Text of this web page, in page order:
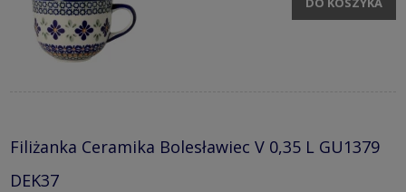
Filiżanka Ceramika Bolesławiec V 0,35 L GU1379
DEK37